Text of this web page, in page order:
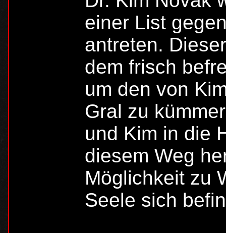
einer List
antreten.
dem frisch
um den von
Gral zu
und Kim in die
diesem Weg
Möglichkeit zu
Seele sich